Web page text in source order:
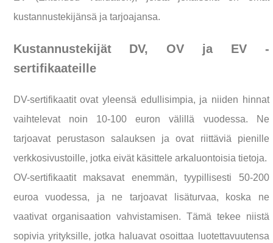
kustannustekijänsä ja tarjoajansa.
Kustannustekijät DV, OV ja EV -
sertifikaateille
DV-sertifikaatit ovat yleensä edullisimpia, ja niiden hinnat
vaihtelevat noin 10-100 euron välillä vuodessa. Ne
tarjoavat perustason salauksen ja ovat riittäviä pienille
verkkosivustoille, jotka eivät käsittele arkaluontoisia tietoja.
OV-sertifikaatit maksavat enemmän, tyypillisesti 50-200
euroa vuodessa, ja ne tarjoavat lisäturvaa, koska ne
vaativat organisaation vahvistamisen. Tämä tekee niistä
sopivia yrityksille, jotka haluavat osoittaa luotettavuutensa